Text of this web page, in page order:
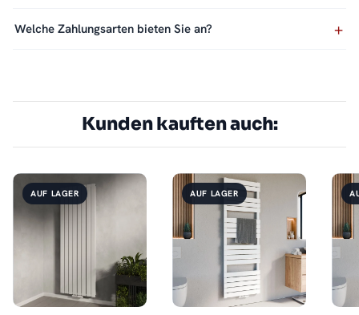
Welche Zahlungsarten bieten Sie an?
Kunden kauften auch:
AUF LAGER AUF LAGER